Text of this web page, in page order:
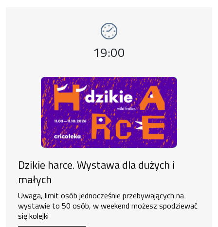
Godzina wydarzenia,
19:00
Dzikie harce. Wystawa dla dużych i
małych
Uwaga, limit osób jednocześnie przebywających na
wystawie to 50 osób, w weekend możesz spodziewać
się kolejki